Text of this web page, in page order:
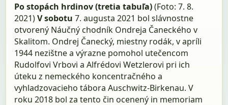
Po stopách hrdinov (tretia tabuľa)(Foto: 7. 8.
2021)V sobotu7. augusta 2021 bol slávnostne
otvorený Náučný chodník Ondreja Čaneckého v
Skalitom. Ondrej Čanecký, miestny rodák, v apríli
1944 nezištne a výrazne pomohol utečencom
Rudolfovi Vrbovi a Alfrédovi Wetzlerovi pri ich
úteku z nemeckého koncentračného a
vyhladzovacieho tábora Auschwitz-Birkenau. V
roku 2018 bol za tento čin ocenený in memoriam